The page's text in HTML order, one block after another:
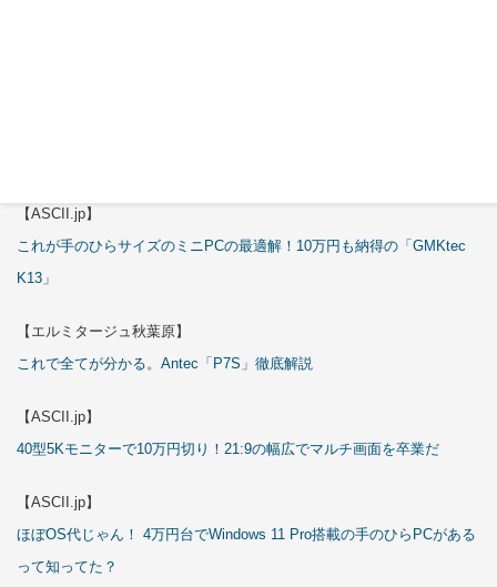
【ASCII.jp】
これが手のひらサイズのミニPCの最適解！10万円も納得の「GMKtec
K13」
【エルミタージュ秋葉原】
これで全てが分かる。Antec「P7S」徹底解説
【ASCII.jp】
40型5Kモニターで10万円切り！21:9の幅広でマルチ画面を卒業だ
【ASCII.jp】
ほぼOS代じゃん！ 4万円台でWindows 11 Pro搭載の手のひらPCがある
って知ってた？